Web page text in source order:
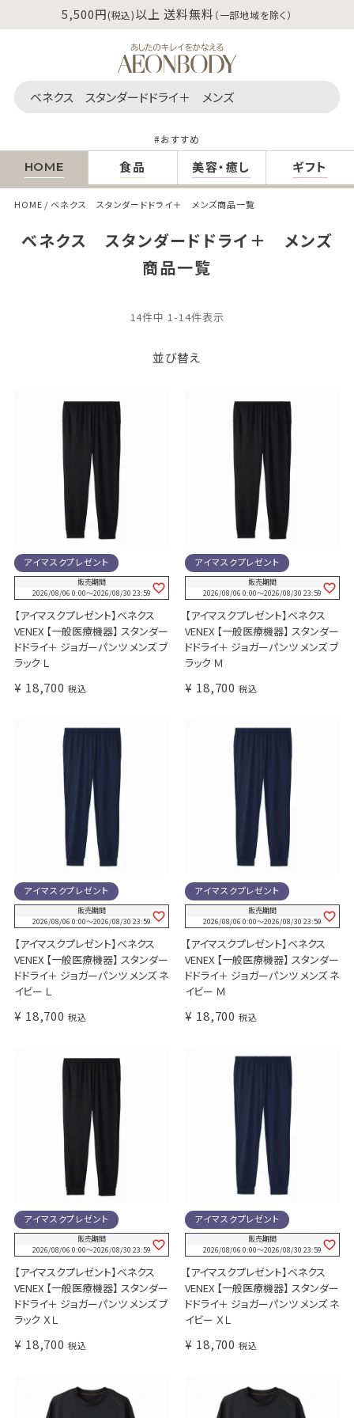
5,500円(税込)以上 送料無料 （一部地域を除く）
おすすめ
HOME 食品 美容・癒し ギフト
HOME ベネクス スタンダードドライ＋ メンズ商品一覧
ベネクス スタンダードドライ＋ メンズ
商品一覧
並び替え
14件中 1 -14件表示
アイマスクプレゼント
販売期間
2026/08/06 0:00〜2026/08/30 23:59
【アイマスクプレゼント】ベネクス
VENEX 【一般医療機器】 スタンダー
ドドライ＋ ジョガーパンツ メンズ ブ
ラック Ｌ
¥ 18,700 税込
アイマスクプレゼント
販売期間
2026/08/06 0:00〜2026/08/30 23:59
【アイマスクプレゼント】ベネクス
VENEX 【一般医療機器】 スタンダー
ドドライ＋ ジョガーパンツ メンズ ブ
ラック Ｍ
¥ 18,700 税込
アイマスクプレゼント
販売期間
2026/08/06 0:00〜2026/08/30 23:59
【アイマスクプレゼント】ベネクス
VENEX 【一般医療機器】 スタンダー
ドドライ＋ ジョガーパンツ メンズ ネ
イビー Ｌ
¥ 18,700 税込
アイマスクプレゼント
販売期間
2026/08/06 0:00〜2026/08/30 23:59
【アイマスクプレゼント】ベネクス
VENEX 【一般医療機器】 スタンダー
ドドライ＋ ジョガーパンツ メンズ ネ
イビー Ｍ
¥ 18,700 税込
アイマスクプレゼント
販売期間
2026/08/06 0:00〜2026/08/30 23:59
【アイマスクプレゼント】ベネクス
VENEX 【一般医療機器】 スタンダー
ドドライ＋ ジョガーパンツ メンズ ブ
ラック ＸＬ
¥ 18,700 税込
アイマスクプレゼント
販売期間
2026/08/06 0:00〜2026/08/30 23:59
【アイマスクプレゼント】ベネクス
VENEX 【一般医療機器】 スタンダー
ドドライ＋ ジョガーパンツ メンズ ネ
イビー ＸＬ
¥ 18,700 税込